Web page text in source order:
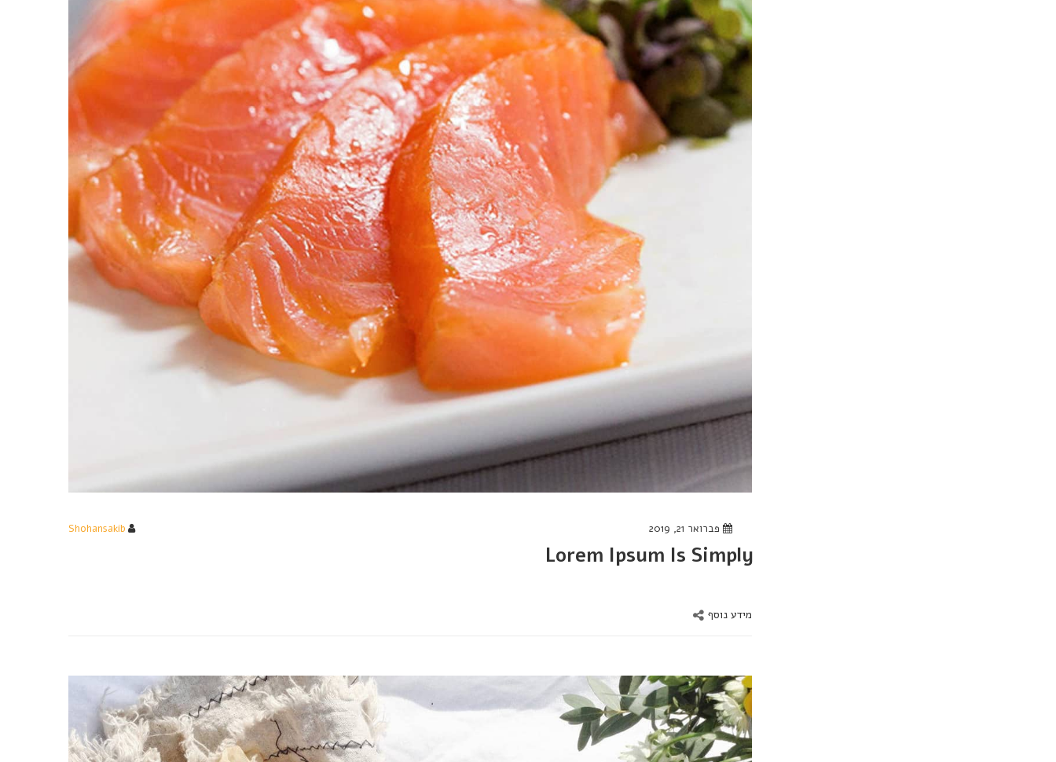
Shohansakib פברואר 21, 2019
Lorem Ipsum Is Simply
מידע נוסף